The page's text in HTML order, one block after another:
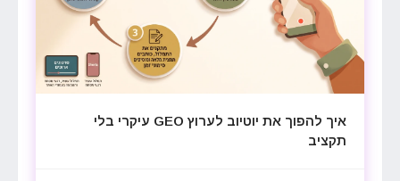
איך להפוך את יוטיוב לערוץ GEO עיקרי בלי
תקציב